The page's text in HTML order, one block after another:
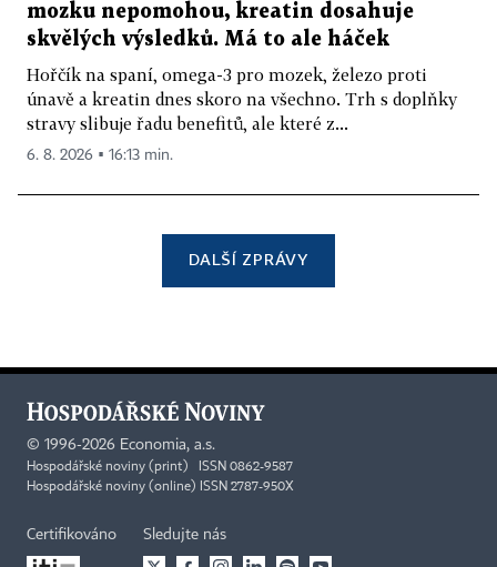
mozku nepomohou, kreatin dosahuje
skvělých výsledků. Má to ale háček
Hořčík na spaní, omega-3 pro mozek, železo proti
únavě a kreatin dnes skoro na všechno. Trh s doplňky
stravy slibuje řadu benefitů, ale které z...
6. 8. 2026 ▪ 16:13 min.
DALŠÍ ZPRÁVY
© 1996-2026 Economia, a.s.
Hospodářské noviny (print) ISSN 0862-9587
Hospodářské noviny (online) ISSN 2787-950X
Certifikováno Sledujte nás